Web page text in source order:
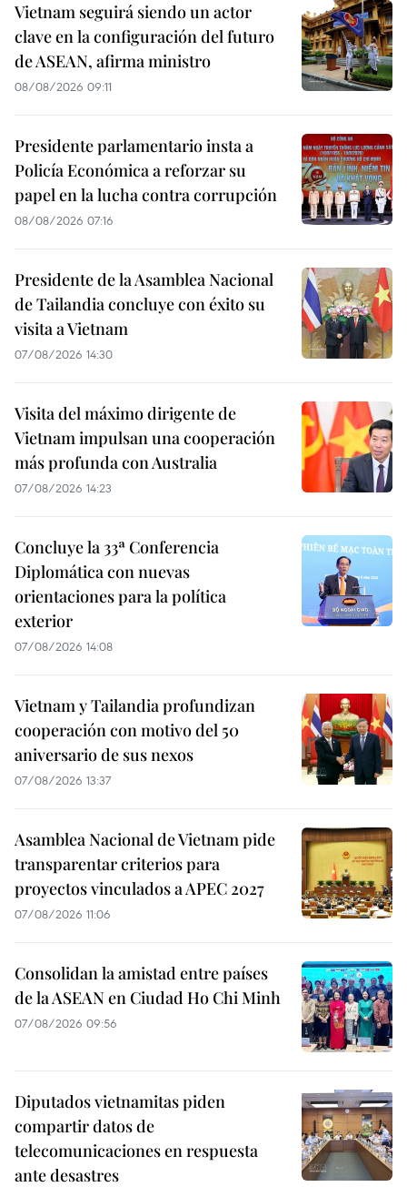
Vietnam seguirá siendo un actor
clave en la configuración del futuro
de ASEAN, afirma ministro
08/08/2026 09:11
Presidente parlamentario insta a
Policía Económica a reforzar su
papel en la lucha contra corrupción
08/08/2026 07:16
Presidente de la Asamblea Nacional
de Tailandia concluye con éxito su
visita a Vietnam
07/08/2026 14:30
Visita del máximo dirigente de
Vietnam impulsan una cooperación
más profunda con Australia
07/08/2026 14:23
Concluye la 33ª Conferencia
Diplomática con nuevas
orientaciones para la política
exterior
07/08/2026 14:08
Vietnam y Tailandia profundizan
cooperación con motivo del 50
aniversario de sus nexos
07/08/2026 13:37
Asamblea Nacional de Vietnam pide
transparentar criterios para
proyectos vinculados a APEC 2027
07/08/2026 11:06
Consolidan la amistad entre países
de la ASEAN en Ciudad Ho Chi Minh
07/08/2026 09:56
Diputados vietnamitas piden
compartir datos de
telecomunicaciones en respuesta
ante desastres